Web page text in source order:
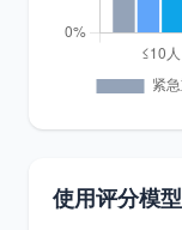
使用评分模